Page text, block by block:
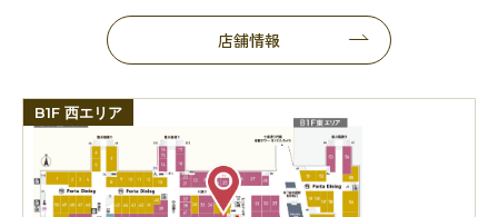
店舗情報
B1F 西エリア